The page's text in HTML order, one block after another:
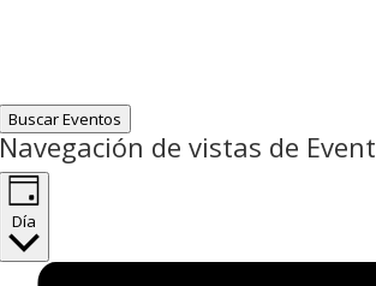
Buscar Eventos
Navegación de vistas de
Día